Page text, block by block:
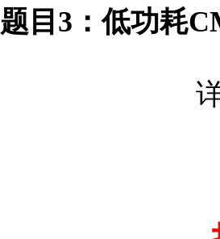
题目3：低功耗